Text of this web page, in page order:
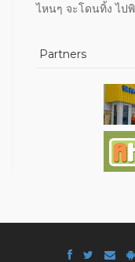
ไหนๆ จะโดนทิ้ง ไป
Partners